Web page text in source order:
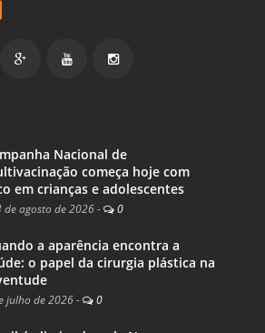
Nacional de
começa hoje com
em crianças e adolescentes
de agosto de 2026 - 0
a aparência encontra a
o papel da cirurgia plástica na
julho de 2026 - 0